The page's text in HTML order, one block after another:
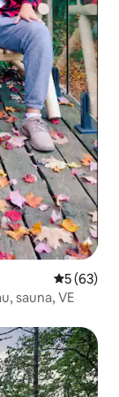
Note
5 (63)
sauna, VE